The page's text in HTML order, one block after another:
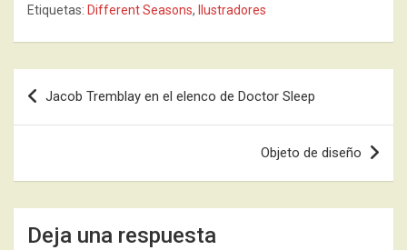
Etiquetas: Different Seasons, Ilustradores
Navegación
de
Jacob Tremblay en el elenco de Doctor Sleep
Objeto de diseño
Deja una respuesta